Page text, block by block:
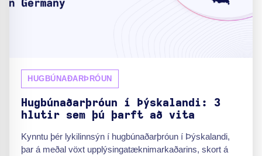
HUGBÚNAÐARÞRÓUN
Hugbúnaðarþróun í Þýskalandi: 3
hlutir sem þú þarft að vita
Kynntu þér lykilinnsýn í hugbúnaðarþróun í Þýskalandi,
þar á meðal vöxt upplýsingatæknimarkaðarins, skort á